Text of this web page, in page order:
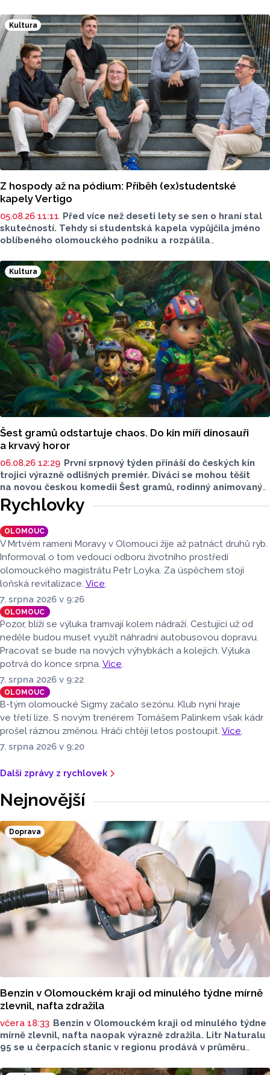
konce 14. zhruba do poloviny 16. století.
Kultura
Z hospody až na pódium: Příběh (ex)studentské
kapely Vertigo
05.08.26 11:11 Před více než deseti lety se sen o hraní stal
skutečností. Tehdy si studentská kapela vypůjčila jméno
oblíbeného olomouckého podniku a rozpálila
dobu rozešly. Minulý rok ale britpopová kapela Vertigo
nabrala druhý dech. Tentokrát už v pozměněné sestavě.
Kultura
Šest gramů odstartuje chaos. Do kin míří dinosauři
a krvavý horor
06.08.26 12:29 První srpnový týden přináší do českých kin
trojici výrazně odlišných premiér. Diváci se mohou těšit
na novou českou komedii Šest gramů, rodinný animovaný
film Tlapková patrola: Dinosauří film i horor Zmrzlinář,
který je určen pouze dospělým divákům. Filmové novinky
představil Radek Kreuziger v rozhovoru Lukáše Kobzy pro
Radio Haná.
Rychlovky
OLOMOUC
V Mrtvém rameni Moravy v Olomouci žije až patnáct druhů ryb.
Informoval o tom vedoucí odboru životního prostředí
olomouckého magistrátu Petr Loyka. Za úspěchem stojí
loňská revitalizace. Více.
7. srpna 2026 v 9:26
OLOMOUC
Pozor, blíží se výluka tramvají kolem nádraží. Cestující už od
neděle budou muset využít náhradní autobusovou dopravu.
Pracovat se bude na nových výhybkách a kolejích. Výluka
potrvá do konce srpna. Více.
7. srpna 2026 v 9:22
OLOMOUC
B-tým olomoucké Sigmy začalo sezónu. Klub nyní hraje
ve třetí lize. S novým trenérem Tomášem Palinkem však kádr
prošel ráznou změnou. Hráči chtějí letos postoupit. Více.
7. srpna 2026 v 9:20
Další zprávy z rychlovek
Nejnovější
Doprava
Benzin v Olomouckém kraji od minulého týdne mírně
zlevnil, nafta zdražila
včera 18:33 Benzin v Olomouckém kraji od minulého týdne
mírně zlevnil, nafta naopak výrazně zdražila. Litr Naturalu
95 se u čerpacích stanic v regionu prodává v průměru
O 84 haléřů zdražila nafta, za litr teď řidiči dají průměrně